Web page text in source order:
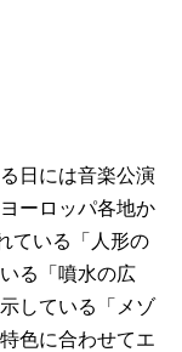
日には音楽公演
ーロッパ各地か
ている「人形の
る「噴水の広
している「メゾ
色に合わせてエ